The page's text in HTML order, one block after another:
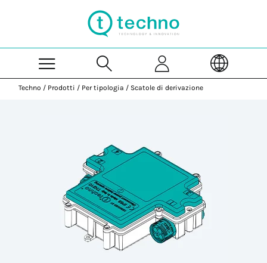
Techno / Prodotti / Per tipologia / Scatole di derivazione